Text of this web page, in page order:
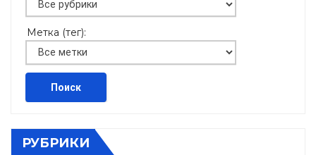
Метка (тег):
РУБРИКИ